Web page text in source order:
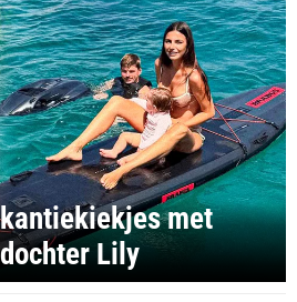
met
Lily